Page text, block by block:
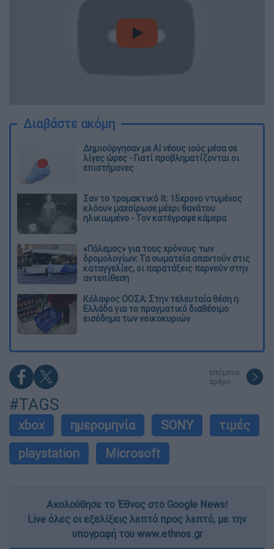
video
Διαβάστε ακόμη
Δημιούργησαν με AI νέους ιούς μέσα σε
λίγες ώρες - Γιατί προβληματίζονται οι
επιστήμονες
Σαν το τρομακτικό It: 15χρονο ντυμένος
κλόουν μαχαίρωσε μέχρι θανάτου
ηλικιωμένο - Τον κατέγραψε κάμερα
«Πόλεμος» για τους χρόνους των
δρομολογίων: Τα σωματεία απαντούν στις
καταγγελίες, οι παρατάξεις περνούν στην
αντεπίθεση
Κόλαφος ΟΟΣΑ: Στην τελευταία θέση η
Ελλάδα για το πραγματικό διαθέσιμο
εισόδημα των νοικοκυριών
επόμενο
άρθρο
#TAGS
xbox ημερομηνία SONY
τιμές
playstation
Microsoft
Ακολούθησε το Έθνος στο Google News!
Live όλες οι εξελίξεις λεπτό προς λεπτό, με την
υπογραφή του www.ethnos.gr